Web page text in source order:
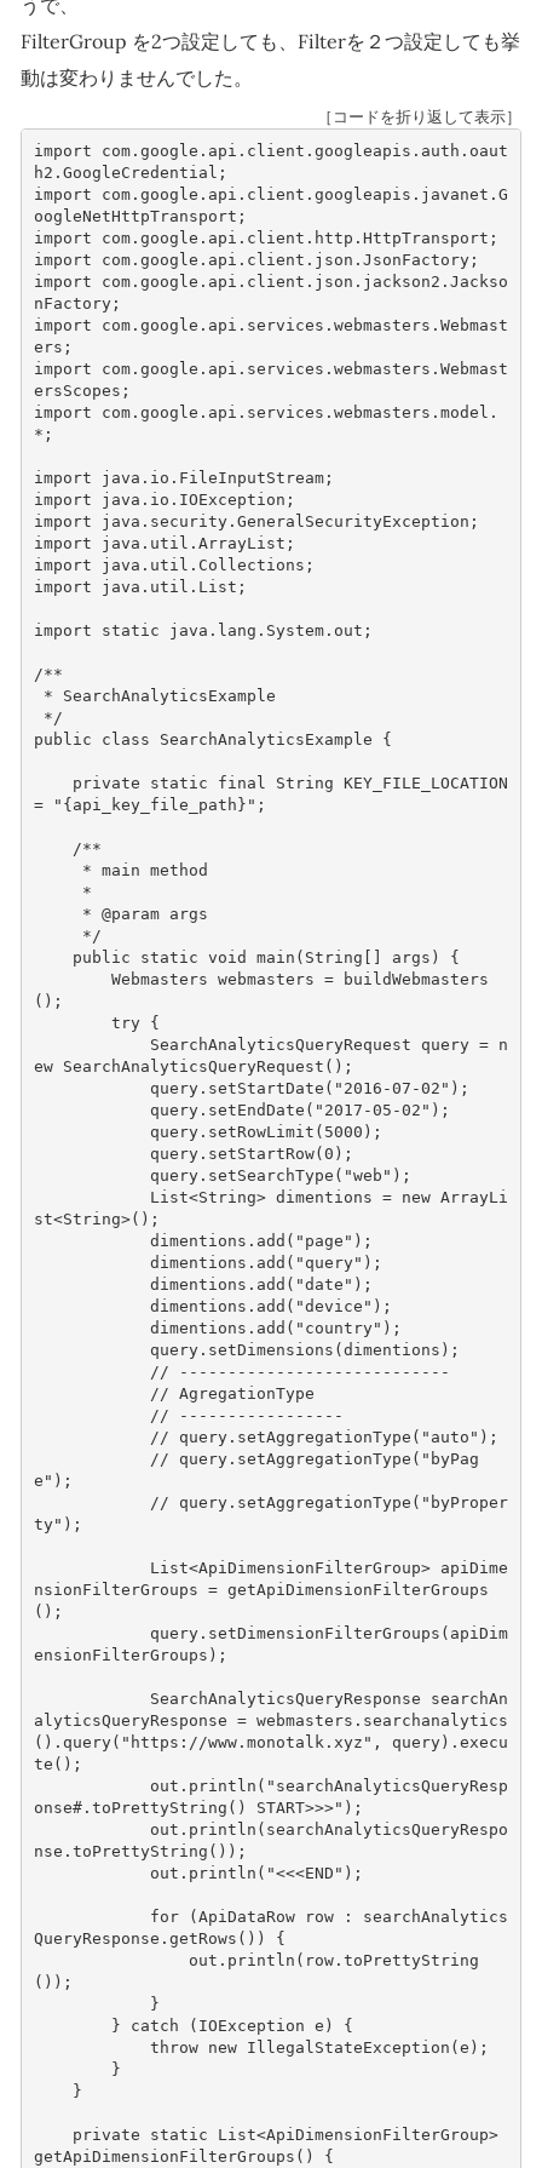
うで、
FilterGroup を2つ設定しても、Filterを２つ設定しても挙
動は変わりませんでした。
［コードを折り返して表示］
import
com.google.api.client.googleapis.auth.oaut
h2.GoogleCredential ;
import
com.google.api.client.googleapis.javanet.G
oogleNetHttpTransport ;
import
com.google.api.client.http.HttpTransport ;
import
com.google.api.client.json.JsonFactory;
import
com.google.api.client.json.jackson2.Jackso
nFactory;
import
com.google.api.services.webmasters.Webmast
ers ;
import
com.google.api.services.webmasters.Webmast
ersScopes ;
import
com.google.api.services.webmasters.model.
* ;
import java.io.FileInputStream;
import
java.io.IOException ;
import
java.security.GeneralSecurityException ;
import
java.util.ArrayList ;
import
java.util.Collections ;
import
java.util.List ;
import static java.lang.System.out ;
/**
* SearchAnalyticsExample
*/
public
class SearchAnalyticsExample {
private static final String KEY_FILE_LOCATION
=
"{api_key_file_path}" ;
/**
     * main method
     *
     * @param args
     */
public
static void main ( String args )
{
Webmasters webmasters =
buildWebmasters
();
try
{
SearchAnalyticsQueryRequest
query =
n
ew
SearchAnalyticsQueryRequest ();
query. setStartDate ( "2016-07-02" );
query. setEndDate ( "2017-05-02" );
query. setRowLimit ( 5000 );
query. setStartRow( 0 );
query. setSearchType ( "web" );
List<String> dimentions = new ArrayLi
st<String>();
dimentions . add ( "page" );
dimentions . add ( "query" );
dimentions . add ( "date" );
dimentions . add ( "device" );
dimentions . add ( "country" );
query. setDimensions ( dimentions );
// ----------------------------
// AgregationType
// -----------------
// query.setAggregationType("auto");
// query.setAggregationType("byPag
e");
// query.setAggregationType("byProper
ty");
List<ApiDimensionFilterGroup>
apiDime
nsionFilterGroups = getApiDimensionFilterGroups
();
query. setDimensionFilterGroups ( apiDim
ensionFilterGroups );
SearchAnalyticsQueryResponse
searchAn
alyticsQueryResponse = webmasters . searchanalytics
(). query( "https://www.monotalk.xyz" , query). execu
te ();
out . println ( "searchAnalyticsQueryResp
onse#.toPrettyString() START>>>" );
out . println ( searchAnalyticsQueryRespo
nse . toPrettyString ());
out . println ( "<<<END" );
for ( ApiDataRow row :
searchAnalytics
QueryResponse . getRows ())
{
out . println ( row. toPrettyString
());
}
}
catch ( IOException e )
{
throw
new IllegalStateException ( e );
}
}
private static List<ApiDimensionFilterGroup>
getApiDimensionFilterGroups ()
{